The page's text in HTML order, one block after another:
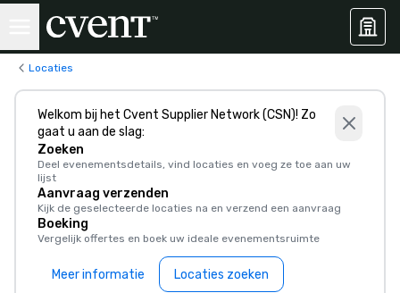
Locaties
Welkom bij het Cvent Supplier Network (CSN)! Zo
gaat u aan de slag:
Zoeken
Deel evenementsdetails, vind locaties en voeg ze toe aan uw
lijst
Aanvraag verzenden
Kijk de geselecteerde locaties na en verzend een aanvraag
Boeking
Vergelijk offertes en boek uw ideale evenementsruimte
Meer informatie Locaties zoeken